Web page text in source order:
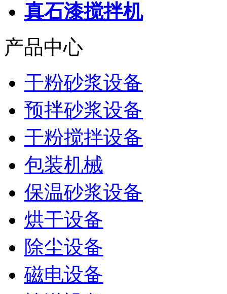
真石漆搅拌机
产品中心
干粉砂浆设备
预拌砂浆设备
干粉搅拌设备
包装机械
保温砂浆设备
烘干设备
除尘设备
磁电设备